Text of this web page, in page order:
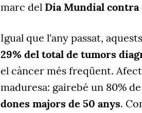
marc del Dia Mundial contra
Igual que l'any passat,
29% del total de tumors
el càncer més freqüent.
maduresa: gairebé un 80%
dones majors de 50 anys.